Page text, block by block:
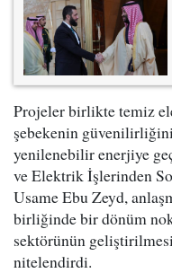
Projeler birlikte temiz
şebekenin
yenilenebilir enerjiye
ve Elektrik İşlerinden
Usame Ebu Zeyd,
birliğinde bir dönüm
sektörünün
nitelendirdi.